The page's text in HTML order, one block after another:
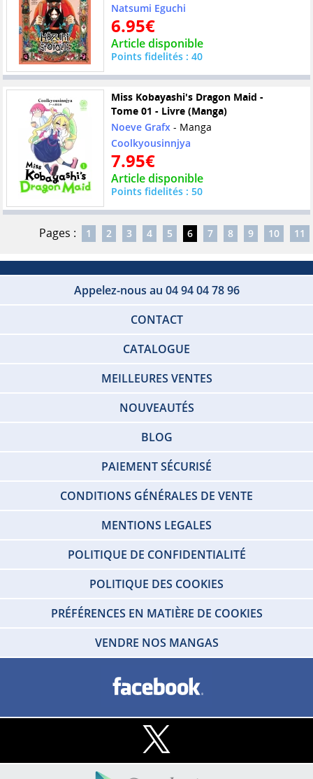
Natsumi Eguchi
6.95€
Article disponible
Points fidelités : 40
Miss Kobayashi's Dragon Maid -
Tome 01 - Livre (Manga)
Noeve Grafx- Manga
Coolkyousinnjya
7.95€
Article disponible
Points fidelités : 50
Pages : 1 2 3 4 5 6 7 8 9 10 11
Appelez-nous au 04 94 04 78 96
CONTACT
CATALOGUE
MEILLEURES VENTES
NOUVEAUTÉS
BLOG
PAIEMENT SÉCURISÉ
CONDITIONS GÉNÉRALES DE VENTE
MENTIONS LEGALES
POLITIQUE DE CONFIDENTIALITÉ
POLITIQUE DES COOKIES
PRÉFÉRENCES EN MATIÈRE DE COOKIES
VENDRE NOS MANGAS